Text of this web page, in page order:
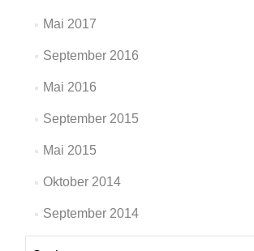
Mai 2017
September 2016
Mai 2016
September 2015
Mai 2015
Oktober 2014
September 2014